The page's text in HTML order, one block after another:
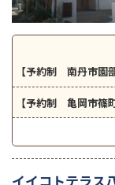
イイコトテラス